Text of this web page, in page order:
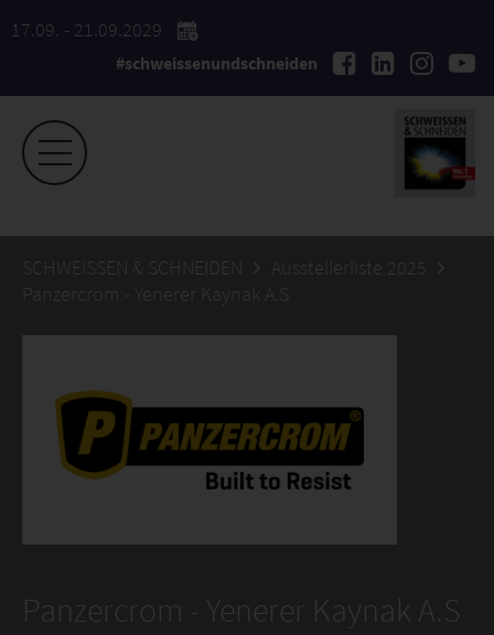
17.09. - 21.09.2029
#schweissenundschneiden
SCHWEISSEN & SCHNEIDEN
Ausstellerliste 2025
Panzercrom - Yenerer Kaynak A.S
Panzercrom - Yenerer Kaynak A.S